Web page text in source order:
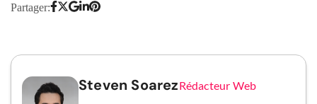
Partager:
Steven SoarezRédacteur Web